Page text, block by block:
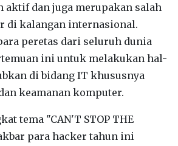
aktif dan juga merupakan salah
di kalangan internasional.
peretas dari seluruh dunia
ini untuk melakukan hal-
di bidang IT khususnya
keamanan komputer.
tema "CAN'T STOP THE
para hacker tahun ini